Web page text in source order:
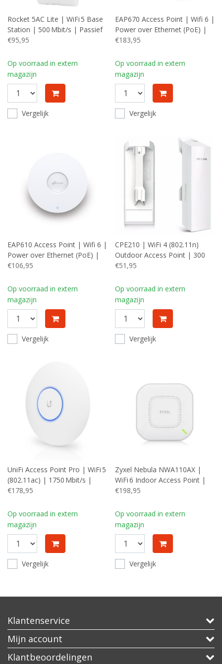
Rocket 5AC Lite | WiFi 5 Base
Station | 500 Mbit/s | Passief
PoE (injector meegeleverd) |
| RENEWED (refurbished)
€95,95
Op voorraad in extern
magazijn
Vergelijk
EAP670 Access Point | Wifi 6 |
Power over Ethernet (PoE) |
5400 Mbit/s | Inclusief
Muurmontagebeugel
€183,95
Op voorraad in extern
magazijn
Vergelijk
EAP610 Access Point | Wifi 6 |
Power over Ethernet (PoE) |
1775 Mbit/s | Inclusief
Muurmontagebeugel
€106,95
Op voorraad in extern
magazijn
Vergelijk
CPE210 | WiFi 4 (802.11n)
Outdoor Access Point | 300
Mbit/s | PoE (met Adapter) |
€51,95
Op voorraad in extern
magazijn
Vergelijk
UniFi Access Point Pro | WiFi 5
(802.11ac) | 1750 Mbit/s |
PoE+ (injector meegeleverd) |
€178,95
Op voorraad in extern
magazijn
Vergelijk
Zyxel Nebula NWA110AX |
WiFi 6 Indoor Access Point |
1775 Mbit/s | PoE+ / 12 V DC |
€198,95
Op voorraad in extern
magazijn
Vergelijk
Klantenservice
Mijn account
Klantbeoordelingen